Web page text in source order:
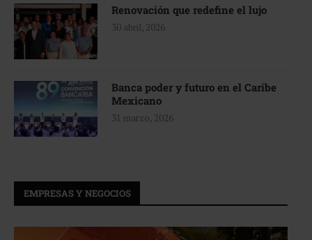
Renovación que redefine el lujo
30 abril, 2026
Banca poder y futuro en el Caribe
Mexicano
31 marzo, 2026
EMPRESAS Y NEGOCIOS